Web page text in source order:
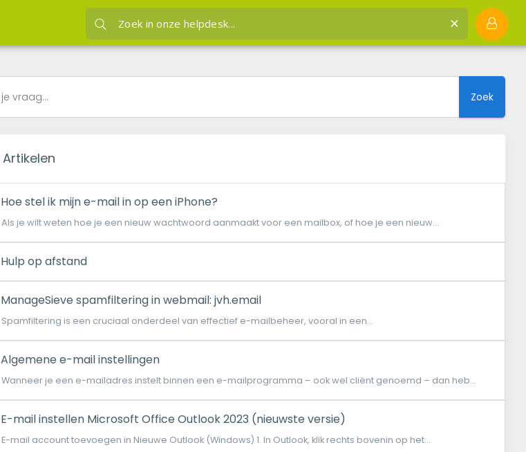
Kennisbank E-mail
Zoek
Artikelen
Hoe stel ik mijn e-mail in op een iPhone?
Als je wilt weten hoe je een nieuw wachtwoord aanmaakt voor een mailbox, of hoe je een nieuw...
Hulp op afstand
ManageSieve spamfiltering in webmail: jvh.email
Spamfiltering is een cruciaal onderdeel van effectief e-mailbeheer, vooral in een...
Algemene e-mail instellingen
Wanneer je een e-mailadres instelt binnen een e-mailprogramma – ook wel cliënt genoemd – dan heb...
E-mail instellen Microsoft Office Outlook 2023 (nieuwste versie)
E-mail account toevoegen in Nieuwe Outlook (Windows) 1. In Outlook, klik rechts bovenin op het...